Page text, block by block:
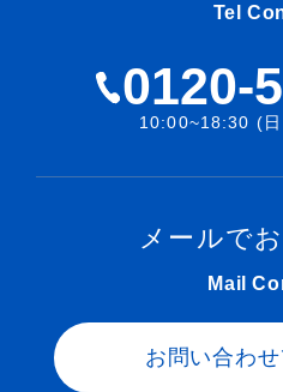
Tel
0120-
10:00~18:30 (日
メールで
Mail
お問い合わ